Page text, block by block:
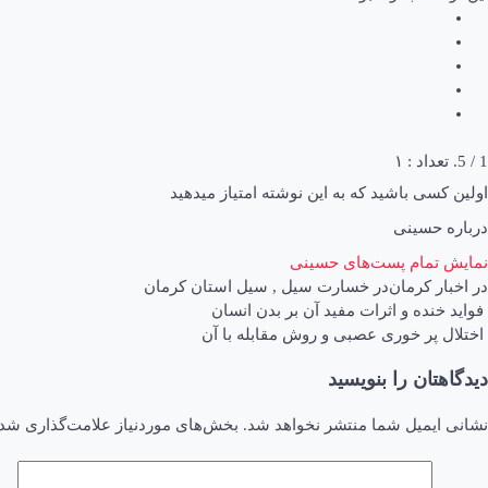
1 / 5. تعداد :
۱
اولین کسی باشید که به این نوشته امتیاز میدهید
درباره حسینی
نمایش تمام پست‌های حسینی
در
اخبار کرماندر خسارت سیل , سیل استان کرمان
راهبری
نوشته
فواید خنده و اثرات مفید آن بر بدن انسان
اختلال پر خوری عصبی و روش مقابله با آن
دیدگاهتان را بنویسید
نشانی ایمیل شما منتشر نخواهد شد. بخش‌های موردنیاز علامت‌گذاری